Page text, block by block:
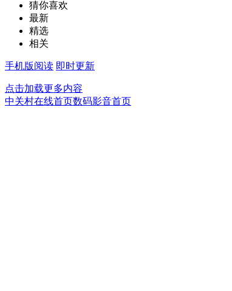
猜你喜欢
最新
精选
相关
手机版阅读 即时更新
点击加载更多内容
中关村在线首页数码影音首页